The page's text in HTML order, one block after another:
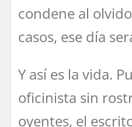
condene al
casos, ese día
Y así es la vida.
oficinista sin
oyentes, el